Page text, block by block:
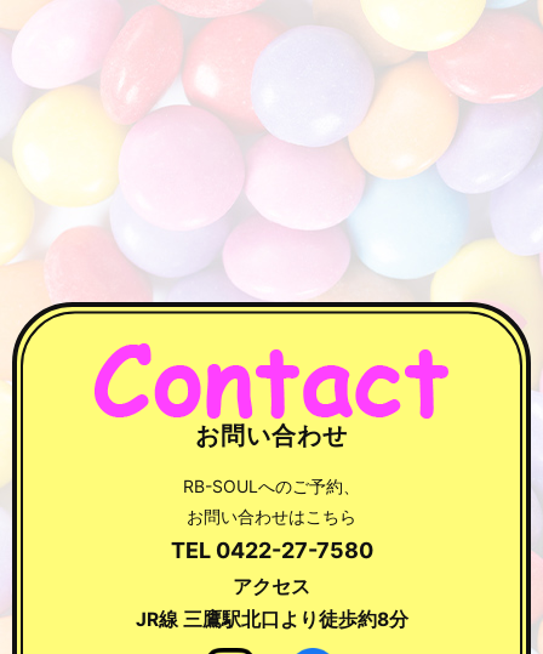
お問い合わせ
RB-SOULへのご予約、
お問い合わせはこちら
TEL 0422-27-7580
アクセス
JR線 三鷹駅北口より徒歩約8分